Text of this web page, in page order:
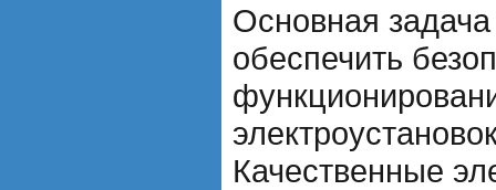
Основная
обеспечить
Качественные